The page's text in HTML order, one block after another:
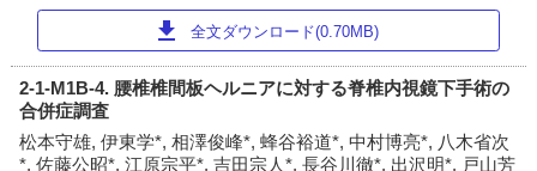
download 全文ダウンロード(0.70MB)
2-1-M1B-4. 腰椎椎間板ヘルニアに対する脊椎内視鏡下手術の
合併症調査
松本守雄, 伊東学*, 相澤俊峰*, 蜂谷裕道*, 中村博亮*, 八木省次
*, 佐藤公昭*, 江原宗平*, 吉田宗人*, 長谷川徹*, 出沢明*, 戸山芳